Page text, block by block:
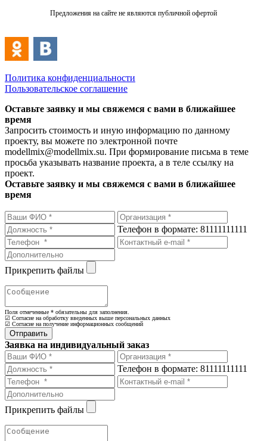
Предложения на сайте не являются публичной офертой
Политика конфиденциальности
Пользовательское соглашение
Оставьте заявку и мы свяжемся с вами в ближайшее
время
Запросить стоимость и иную информацию по данному
проекту, вы можете по электронной почте
modellmix@modellmix.su. При формирование письма в теме
просьба указывать название проекта, а в теле ссылку на
проект.
Оставьте заявку и мы свяжемся с вами в ближайшее
время
Телефон в формате: 81111111111
Прикрепить файлы
Поля отмеченные * обязательны для заполнения.
☑ Согласие на обработку введенных выше персональных данных
☑ Согласие на получение информационных сообщений
Заявка на индивидуальный заказ
Телефон в формате: 81111111111
Прикрепить файлы